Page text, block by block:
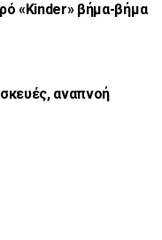
«Kinder» βήμα-βήμα
αναπνοή